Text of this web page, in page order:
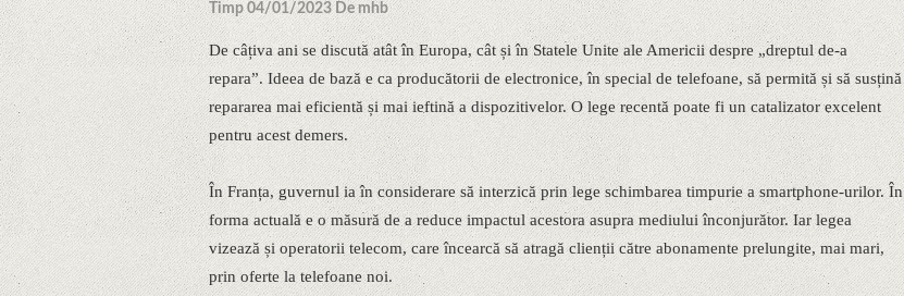
Timp 04/01/2023 De mhb
De câțiva ani se discută atât în Europa, cât și în Statele Unite ale Americii despre „dreptul de-a
repara”. Ideea de bază e ca producătorii de electronice, în special de telefoane, să permită și să susțină
repararea mai eficientă și mai ieftină a dispozitivelor. O lege recentă poate fi un catalizator excelent
pentru acest demers.
În Franța, guvernul ia în considerare să interzică prin lege schimbarea timpurie a smartphone-urilor. În
forma actuală e o măsură de a reduce impactul acestora asupra mediului înconjurător. Iar legea
vizează și operatorii telecom, care încearcă să atragă clienții către abonamente prelungite, mai mari,
prin oferte la telefoane noi.